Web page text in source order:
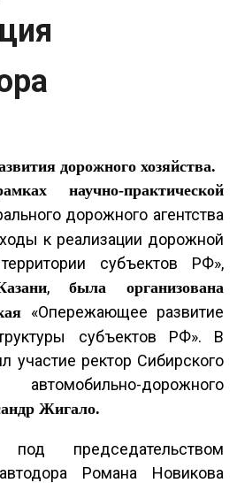
дорожного хозяйства.
научно-практической
дорожного агентства
к реализации дорожной
субъектов РФ»,
, была организована
«Опережающее развитие
субъектов РФ». В
участие ректор Сибирского
автомобильно-дорожного
Жигало.
председательством
Романа Новикова